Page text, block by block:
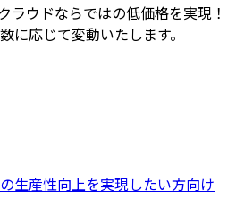
ラウドならではの低価格を実現！
応じて変動いたします。
生産性向上を実現したい方向け